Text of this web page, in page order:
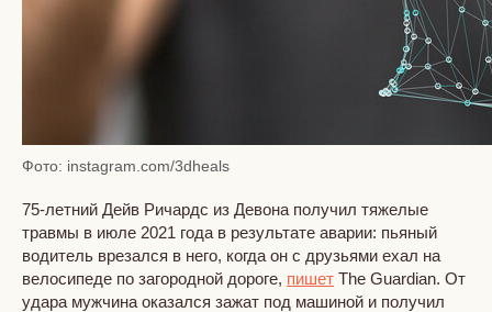
Фото: instagram.com/3dheals
75-летний Дейв Ричардс из Девона получил тяжелые
травмы в июле 2021 года в результате аварии: пьяный
водитель врезался в него, когда он с друзьями ехал на
велосипеде по загородной дороге, пишет The Guardian. От
удара мужчина оказался зажат под машиной и получил